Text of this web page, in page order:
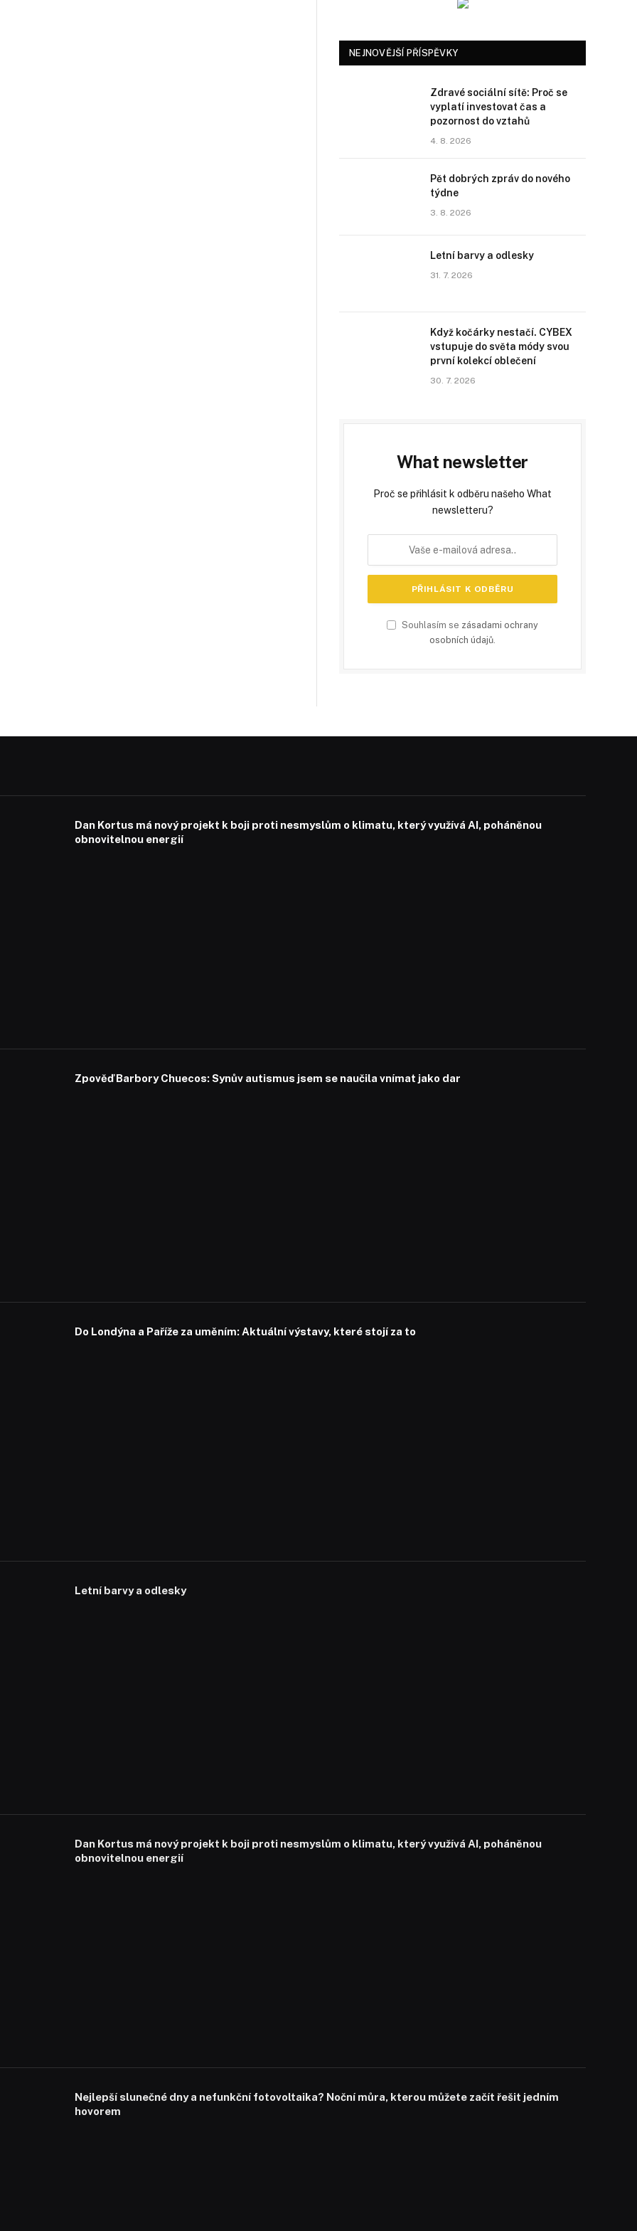
NEJNOVĚJŠÍ PŘÍSPĚVKY
Zdravé sociální sítě: Proč se
vyplatí investovat čas a
pozornost do vztahů
4. 8. 2026
Pět dobrých zpráv do nového
týdne
3. 8. 2026
Letní barvy a odlesky
31. 7. 2026
Když kočárky nestačí. CYBEX
vstupuje do světa módy svou
první kolekcí oblečení
30. 7. 2026
What newsletter
Proč se přihlásit k odběru našeho What
newsletteru?
Souhlasím se zásadami ochrany
osobních údajů.
Dan Kortus má nový projekt k boji proti nesmyslům o klimatu, který využívá AI, poháněnou
obnovitelnou energií
Zpověď Barbory Chuecos: Synův autismus jsem se naučila vnímat jako dar
Do Londýna a Paříže za uměním: Aktuální výstavy, které stojí za to
Letní barvy a odlesky
Dan Kortus má nový projekt k boji proti nesmyslům o klimatu, který využívá AI, poháněnou
obnovitelnou energií
Nejlepší slunečné dny a nefunkční fotovoltaika? Noční můra, kterou můžete začít řešit jedním
hovorem